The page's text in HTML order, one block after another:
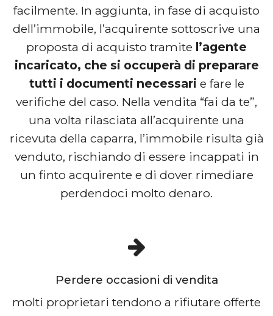
facilmente. In aggiunta, in fase di acquisto
dell’immobile, l’acquirente sottoscrive una
proposta di acquisto tramite l’agente
incaricato, che si occuperà di preparare
tutti i documenti necessari e fare le
verifiche del caso. Nella vendita “fai da te”,
una volta rilasciata all’acquirente una
ricevuta della caparra, l’immobile risulta già
venduto, rischiando di essere incappati in
un finto acquirente e di dover rimediare
perdendoci molto denaro.
Perdere occasioni di vendita
molti proprietari tendono a rifiutare offerte